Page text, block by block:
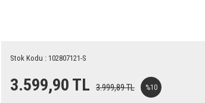
Stok Kodu : 102807121-S
3.599,90 TL 3.999,89 TL %10